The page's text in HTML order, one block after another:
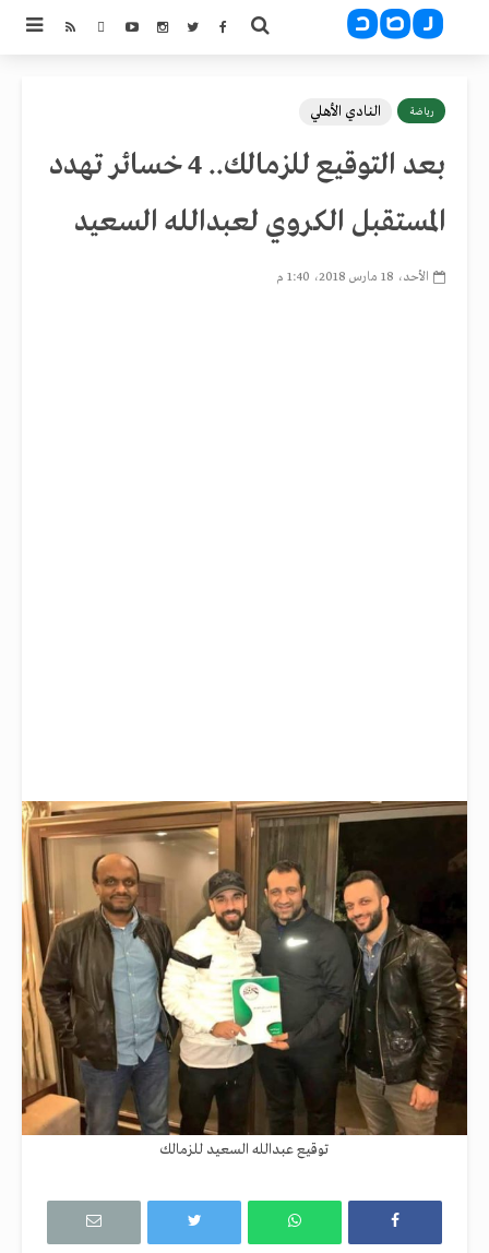
رياضة النادي الأهلي
بعد التوقيع للزمالك.. 4 خسائر تهدد
المستقبل الكروي لعبدالله السعيد
الأحد، 18 مارس 2018، 1:40 م
توقيع عبدالله السعيد للزمالك